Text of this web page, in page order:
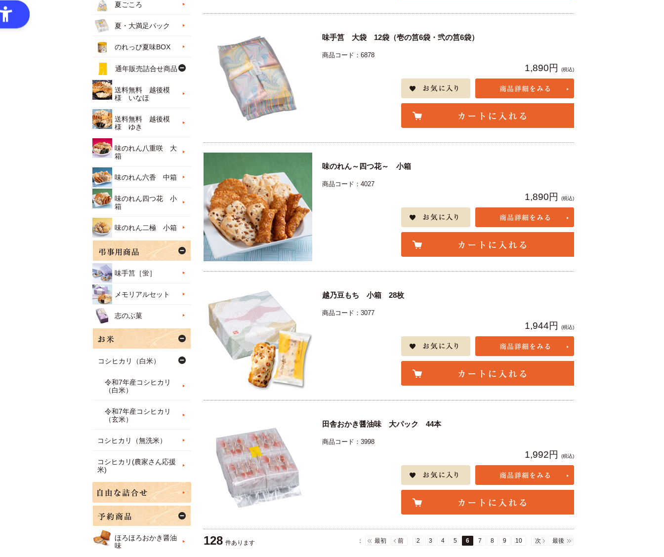
味手筥 大袋 12袋（壱の筥6袋・弐の筥6袋）
商品コード：6878
1,890円 (税込)
味のれん～四つ花～ 小箱
商品コード：4027
1,890円 (税込)
越乃豆もち 小箱 28枚
商品コード：3077
1,944円 (税込)
田舎おかき醤油味 大パック 44本
商品コード：3998
1,992円 (税込)
128 件あります ： 最初 前 2 3 4 5 6 7 8 9 10 次 最後
夏ごころ
夏・大満足パック
のれっぴ夏味BOX
通年販売詰合せ商品
送料無料 越後模
様 いなほ
送料無料 越後模
様 ゆき
味のれん八重咲 大
箱
味のれん六香 中箱
味のれん四つ花 小
箱
味のれん二極 小箱
味手筥［蛍］
メモリアルセット
志のぶ菓
コシヒカリ（白米）
令和7年産コシヒカリ
（白米）
令和7年産コシヒカリ
（玄米）
コシヒカリ（無洗米）
コシヒカリ(農家さん応援
米)
ほろほろおかき醤油
味